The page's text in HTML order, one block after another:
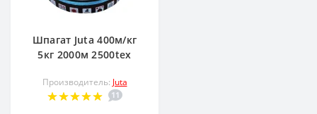
Шпагат Juta 400м/кг
5кг 2000м 2500tex
Производитель: Juta
11